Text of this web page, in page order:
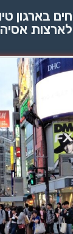
בארגון
לארצות אסיה